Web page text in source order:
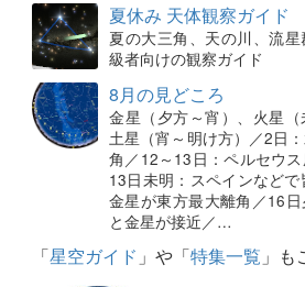
夏休み 天体観察ガイド
夏の大三角、天の川、流
級者向けの観察ガイド
8月の見どころ
金星（夕方～宵）、火星（
土星（宵～明け方）／2日
角／12～13日：ペルセウ
13日未明：スペインなどで
金星が東方最大離角／16
と金星が接近／…
「星空ガイド 」や「特集一覧 」